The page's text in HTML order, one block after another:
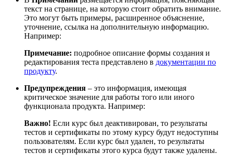
текст на странице, на которую стоит обратить внимание.
Это могут быть примеры, расширенное объяснение,
уточнение, ссылка на дополнительную информацию.
Например:
Примечание: подробное описание формы создания и
редактирования теста представлено в документации по
продукту.
Предупреждения – это информация, имеющая
критическое значение для работы того или иного
функционала продукта. Например:
Важно! Если курс был деактивирован, то результаты
тестов и сертификаты по этому курсу будут недоступны
пользователям. Если курс был удален, то результаты
тестов и сертификаты этого курса будут также удалены.